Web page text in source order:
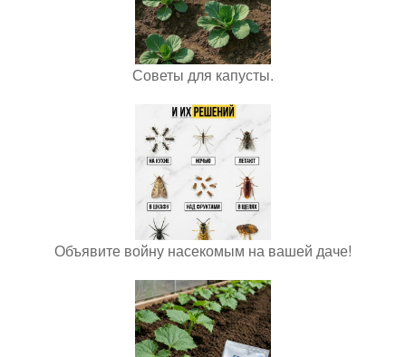
Советы для капусты.
Объявите войну насекомым на вашей даче!